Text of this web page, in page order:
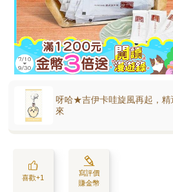
呀哈★吉伊卡哇旋風再起，精
來
喜歡+1
寫評價
賺金幣